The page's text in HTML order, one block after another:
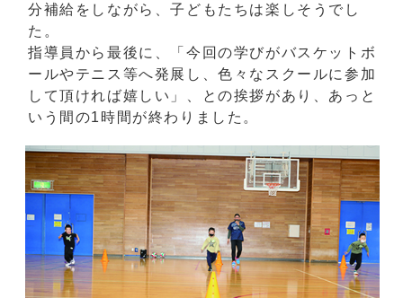
分補給をしながら、子どもたちは楽しそうでし
た。
指導員から最後に、「今回の学びがバスケットボ
ールやテニス等へ発展し、色々なスクールに参加
して頂ければ嬉しい」、との挨拶があり、あっと
いう間の1時間が終わりました。